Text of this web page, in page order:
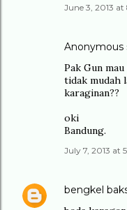
June 3, 2013 at
Anonymous
Pak Gun
tidak mudah
karaginan??
oki
Bandung.
July 7, 2013 at
bengkel